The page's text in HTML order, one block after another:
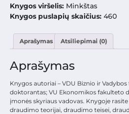
Knygos viršelis: Minkštas
Knygos puslapių skaičius: 460
Aprašymas Atsiliepimai (0)
Aprašymas
Knygos autoriai – VDU Biznio ir
doktorantas; VU Ekonomikos fakulteto
įmonės skyriaus vadovas. Knygoje
draudimo teorijai, draudimo teisei,